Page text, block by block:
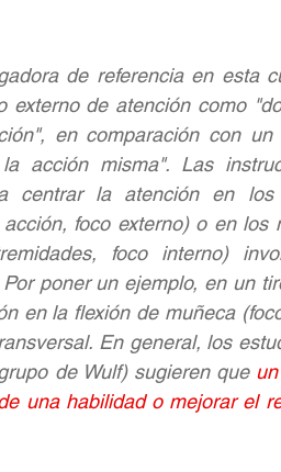
de referencia en esta
externo de atención como
en comparación con un
acción misma". Las
centrar la atención en
foco externo) o en los
foco interno)
poner un ejemplo, en un
en la flexión de muñeca
En general, los
de Wulf) sugieren que
una habilidad o mejorar el